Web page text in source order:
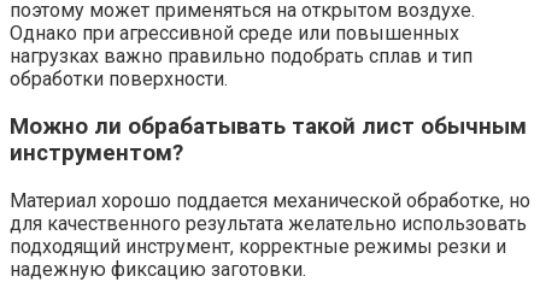
поэтому может применяться на открытом воздухе.
Однако при агрессивной среде или повышенных
нагрузках важно правильно подобрать сплав и тип
обработки поверхности.
Можно ли обрабатывать такой лист обычным
инструментом?
Материал хорошо поддается механической обработке, но
для качественного результата желательно использовать
подходящий инструмент, корректные режимы резки и
надежную фиксацию заготовки.